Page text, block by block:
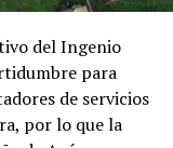
del Ingenio
para
de servicios
por lo que la